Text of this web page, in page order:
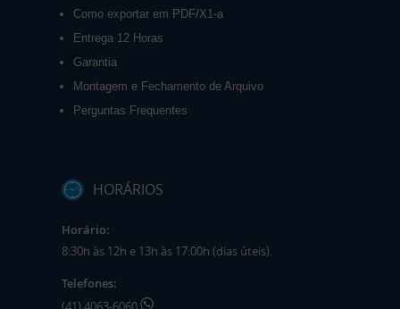
Como exportar em PDF/X1-a
Entrega 12 Horas
Garantia
Montagem e Fechamento de Arquivo
Perguntas Frequentes
HORÁRIOS
Horário:
8:30h às 12h e 13h às 17:00h (dias úteis).
Telefones: